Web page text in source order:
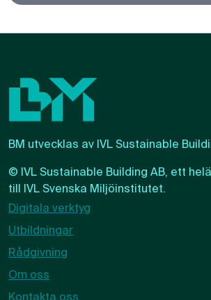
BM utvecklas av IVL Sustainable
© IVL Sustainable Building AB, ett
till IVL Svenska Miljöinstitutet.
Digitala verktyg
Utbildningar
Rådgivning
Om oss